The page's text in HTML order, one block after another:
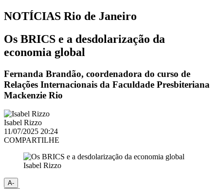
NOTÍCIAS Rio de Janeiro
Os BRICS e a desdolarização da
economia global
Fernanda Brandão, coordenadora do curso de
Relações Internacionais da Faculdade Presbiteriana
Mackenzie Rio
Isabel Rizzo
11/07/2025 20:24
COMPARTILHE
Isabel Rizzo
A-